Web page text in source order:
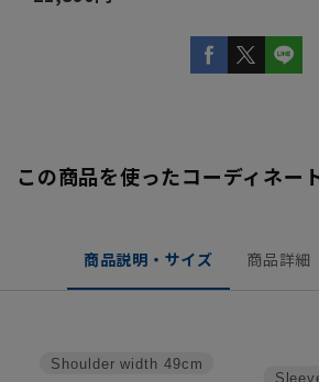
この商品を使ったコーディネー
商品説明・サイズ 商品詳細
Shoulder width 49cm